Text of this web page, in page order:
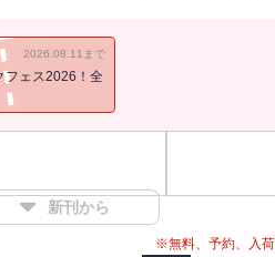
2026.08.11まで
フェス2026！全
新刊から
※無料、予約、入荷